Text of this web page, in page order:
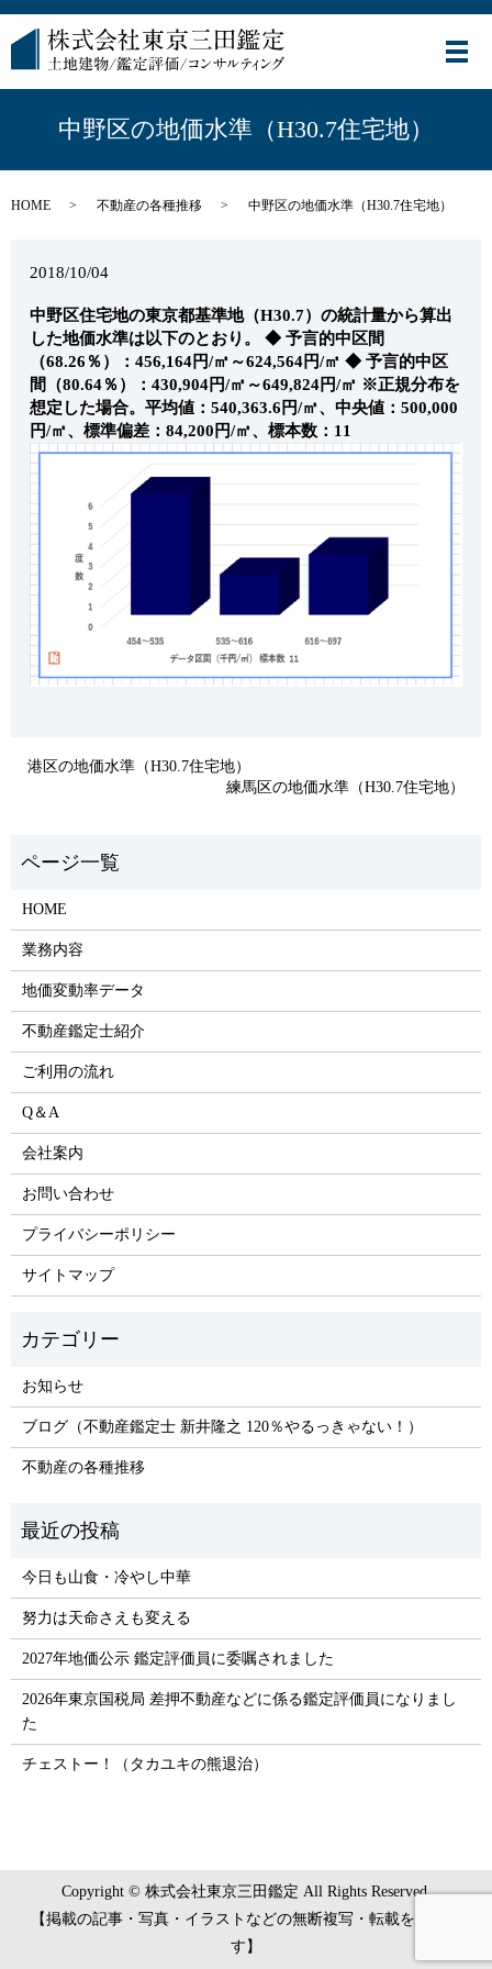
メ
中野区の地価水準（H30.7住宅地）
HOME 不動産の各種推移 中野区の地価水準（H30.7住宅地）
2018/10/04
中野区住宅地の東京都基準地（H30.7）の統計量から算出
した地価水準は以下のとおり。
◆ 予言的中区間
（68.26％）：456,164円/㎡～624,564円/㎡ ◆ 予言的中区
間（80.64％）：430,904円/㎡～649,824円/㎡ ※正規分布を
想定した場合。平均値：540,363.6円/㎡、中央値：500,000
円/㎡、標準偏差：84,200円/㎡、標本数：11
港区の地価水準（H30.7住宅地）
練馬区の地価水準（H30.7住宅地）
HOME
業務内容
地価変動率データ
不動産鑑定士紹介
ご利用の流れ
Q＆A
会社案内
お問い合わせ
プライバシーポリシー
サイトマップ
お知らせ
ブログ（不動産鑑定士 新井隆之 120％やるっきゃない！）
不動産の各種推移
今日も山食・冷やし中華
努力は天命さえも変える
2027年地価公示 鑑定評価員に委嘱されました
2026年東京国税局 差押不動産などに係る鑑定評価員になりまし
た
チェストー！（タカユキの熊退治）
Copyright © 株式会社東京三田鑑定 All Rights Reserved.
【掲載の記事・写真・イラストなどの無断複写・転載を禁じま
す】